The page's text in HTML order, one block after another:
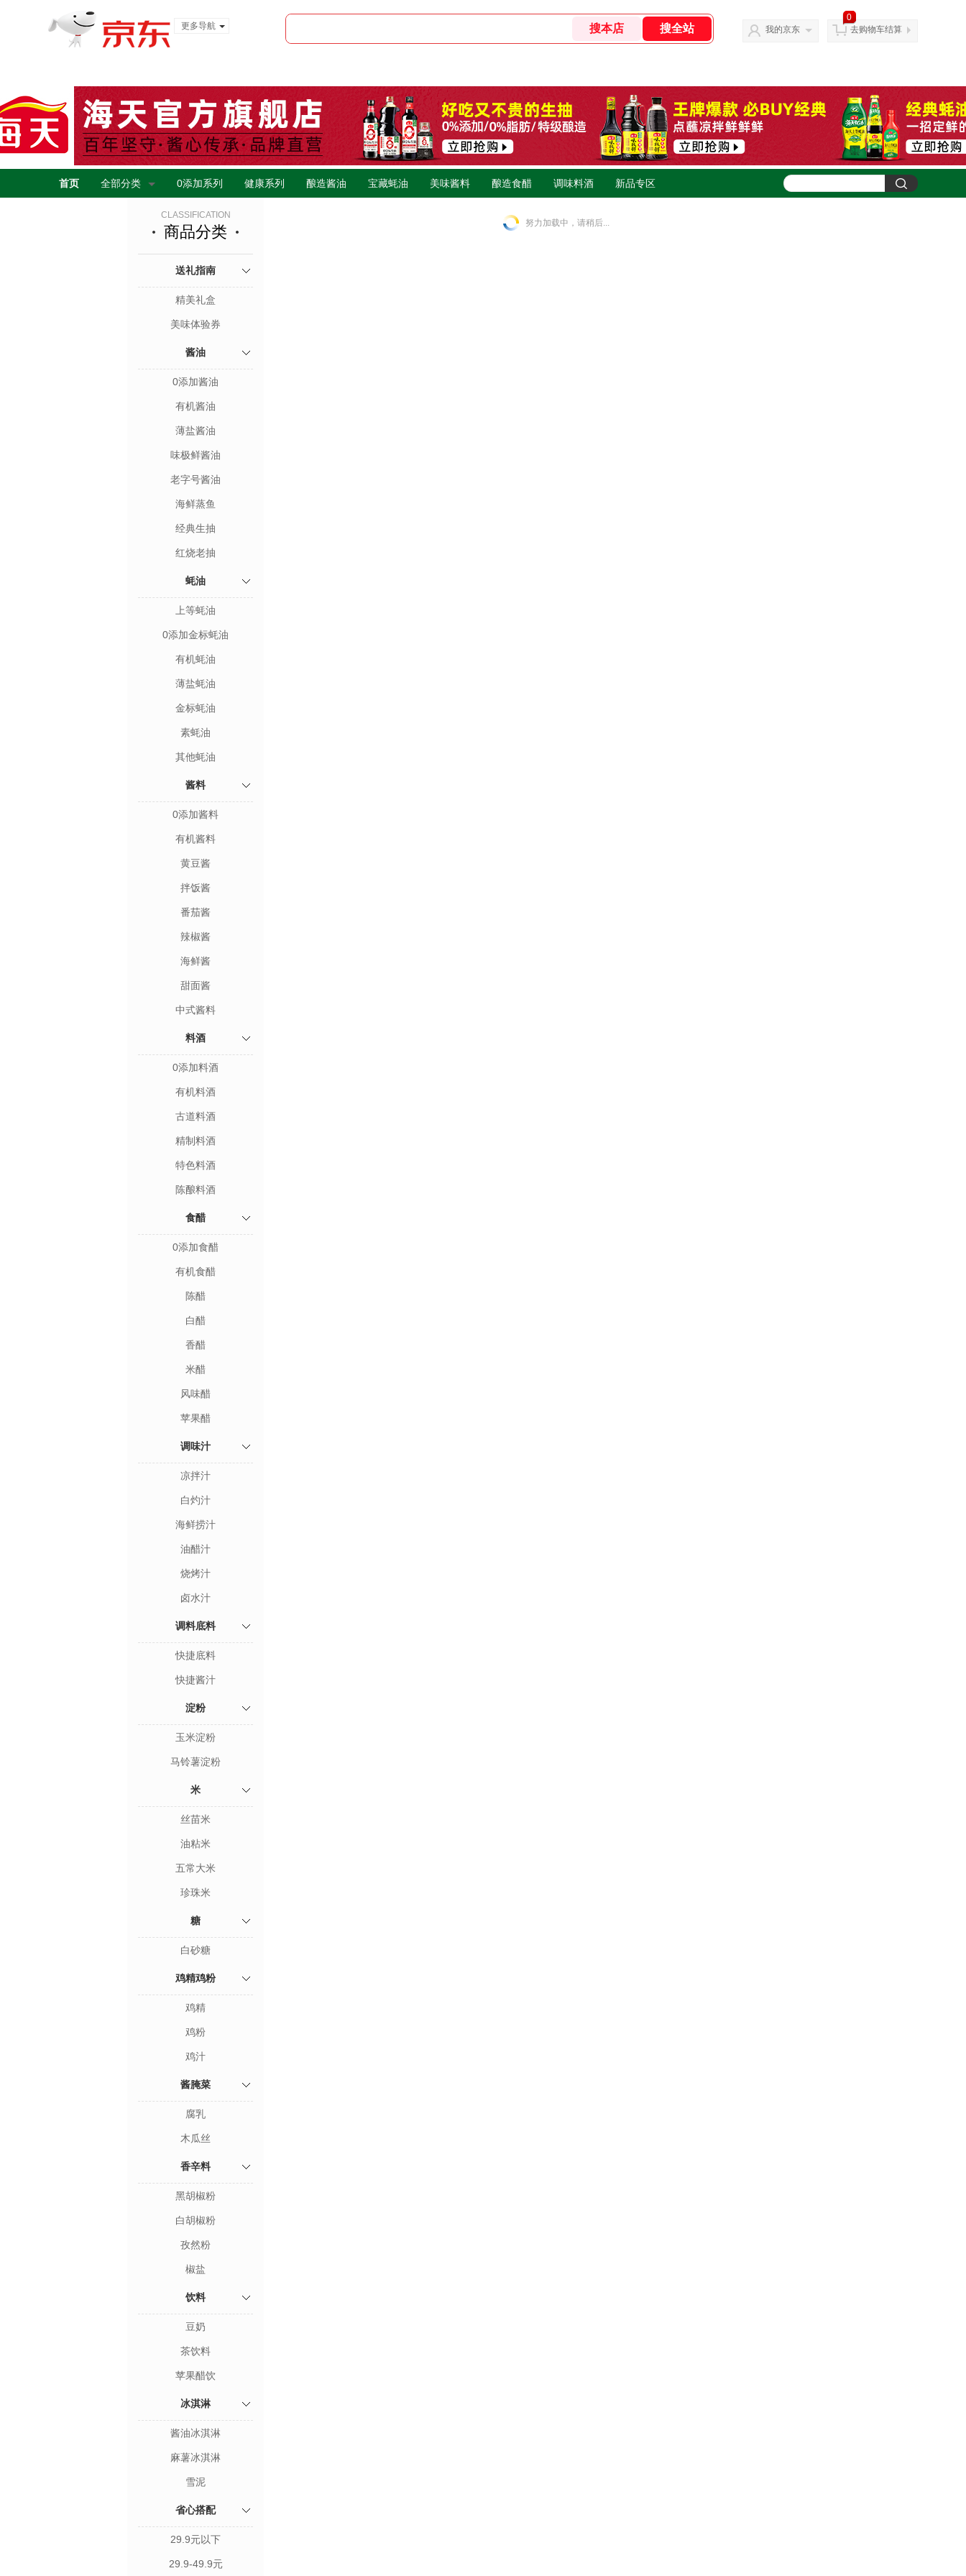
更多导航
我的京东
0
去购物车结算
首页 全部分类 0添加系列 健康系列 酿造酱油 宝藏蚝油 美味酱料 酿造食醋 调味料酒 新品专区
CLASSIFICATION
商品分类
送礼指南
精美礼盒
美味体验券
酱油
0添加酱油
有机酱油
薄盐酱油
味极鲜酱油
老字号酱油
海鲜蒸鱼
经典生抽
红烧老抽
蚝油
上等蚝油
0添加金标蚝油
有机蚝油
薄盐蚝油
金标蚝油
素蚝油
其他蚝油
酱料
0添加酱料
有机酱料
黄豆酱
拌饭酱
番茄酱
辣椒酱
海鲜酱
甜面酱
中式酱料
料酒
0添加料酒
有机料酒
古道料酒
精制料酒
特色料酒
陈酿料酒
食醋
0添加食醋
有机食醋
陈醋
白醋
香醋
米醋
风味醋
苹果醋
调味汁
凉拌汁
白灼汁
海鲜捞汁
油醋汁
烧烤汁
卤水汁
调料底料
快捷底料
快捷酱汁
淀粉
玉米淀粉
马铃薯淀粉
米
丝苗米
油粘米
五常大米
珍珠米
糖
白砂糖
鸡精鸡粉
鸡精
鸡粉
鸡汁
酱腌菜
腐乳
木瓜丝
香辛料
黑胡椒粉
白胡椒粉
孜然粉
椒盐
饮料
豆奶
茶饮料
苹果醋饮
冰淇淋
酱油冰淇淋
麻薯冰淇淋
雪泥
省心搭配
29.9元以下
29.9-49.9元
努力加载中，请稍后...